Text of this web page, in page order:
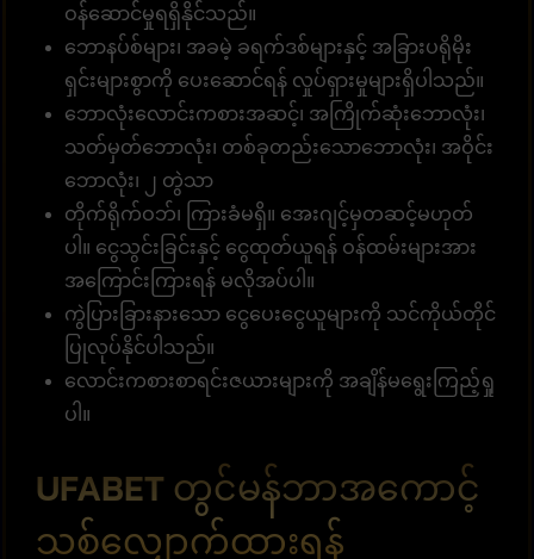
ဝန်ဆောင်မှုရရှိနိုင်သည်။
ဘောနပ်စ်များ၊ အခမဲ့ ခရက်ဒစ်များနှင့် အခြားပရိုမိုး
ရှင်းများစွာကို ပေးဆောင်ရန် လှုပ်ရှားမှုများရှိပါသည်။
ဘောလုံးလောင်းကစားအဆင့်၊ အကြိုက်ဆုံးဘောလုံး၊
သတ်မှတ်ဘောလုံး၊ တစ်ခုတည်းသောဘောလုံး၊ အဝိုင်း
ဘောလုံး၊ ၂ တွဲသာ
တိုက်ရိုက်ဝဘ်၊ ကြားခံမရှိ။ အေးဂျင့်မှတဆင့်မဟုတ်
ပါ။ ငွေသွင်းခြင်းနှင့် ငွေထုတ်ယူရန် ဝန်ထမ်းများအား
အကြောင်းကြားရန် မလိုအပ်ပါ။
ကွဲပြားခြားနားသော ငွေပေးငွေယူများကို သင်ကိုယ်တိုင်
ပြုလုပ်နိုင်ပါသည်။
လောင်းကစားစာရင်းဇယားများကို အချိန်မရွေးကြည့်ရှု
ပါ။
UFABET တွင်မန်ဘာအကောင့်
သစ်လျှောက်ထားရန်